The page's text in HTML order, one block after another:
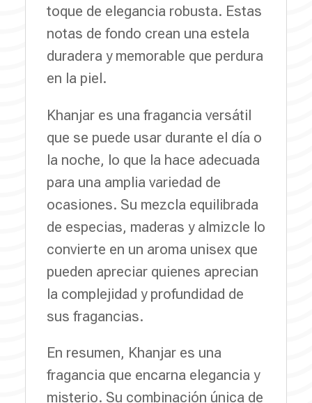
toque de elegancia robusta. Estas
notas de fondo crean una estela
duradera y memorable que perdura
en la piel.
Khanjar es una fragancia versátil
que se puede usar durante el día o
la noche, lo que la hace adecuada
para una amplia variedad de
ocasiones. Su mezcla equilibrada
de especias, maderas y almizcle lo
convierte en un aroma unisex que
pueden apreciar quienes aprecian
la complejidad y profundidad de
sus fragancias.
En resumen, Khanjar es una
fragancia que encarna elegancia y
misterio. Su combinación única de